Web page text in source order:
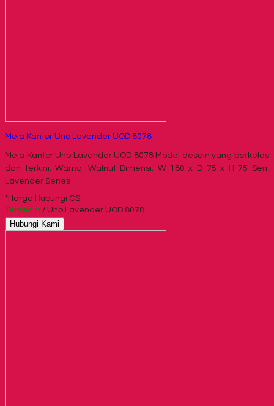
Meja Kantor Uno Lavender UOD 8078
Meja Kantor Uno Lavender UOD 8078 Model desain yang berkelas
dan terkini. Warna: Walnut Dimensi: W 180 x D 75 x H 75 Seri:
Lavender Series
*Harga Hubungi CS
Tersedia / Uno Lavender UOD 8078
Hubungi Kami